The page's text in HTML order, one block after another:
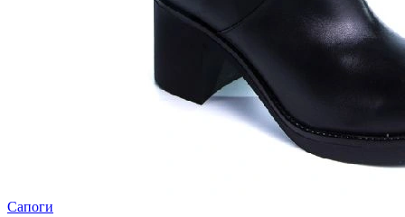
Сапоги